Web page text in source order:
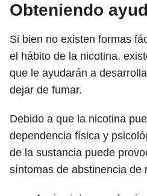
Obteniendo
Si bien no existen formas
el hábito de la nicotina,
que le ayudarán a
dejar de fumar.
Debido a que la nicotina
dependencia física y
de la sustancia puede
síntomas de abstinencia de